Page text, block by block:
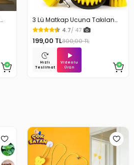
3 Lü Matkap Ucuna Takılan
Temizlik Fırça Seti
4.7/ 47
199,00 TL300,00 TL
Hızlı
Teslimat
Videolu
Ürün